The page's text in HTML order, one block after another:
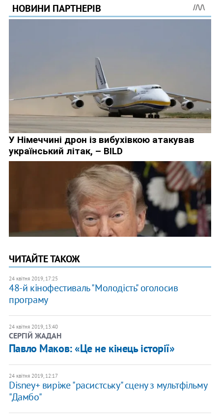
ЧИТАЙТЕ ТАКОЖ
24 квітня 2019, 17:25
48-й кінофестиваль "Молодість" оголосив
програму
24 квітня 2019, 13:40
СЕРГІЙ ЖАДАН
Павло Маков: «Це не кінець історії»
24 квітня 2019, 12:17
Disney+ виріже "расистську" сцену з мультфільму
"Дамбо"